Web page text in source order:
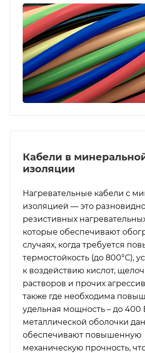
Кабели в
изоляции
Нагревательные кабели с
изоляцией — это
резистивных
которые обеспечивают
случаях, когда требуется
термостойкость (до 800°С),
к воздействию кислот,
растворов и прочих
также где необходима
удельная мощность – до 400
металлической оболочки
обеспечивают повышенную
механическую прочность,